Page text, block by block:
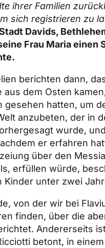
ihrer Familien
sich registrieren zu
Davids,
Frau Maria einen
berichten dann,
aus dem Osten
gesehen hatten, um
anzubeten, der in
wurde,
er erfahren
über den
erfüllen würde,
Kinder unter zwei
von der wir bei
finden, über die
Andererseits
betont, in